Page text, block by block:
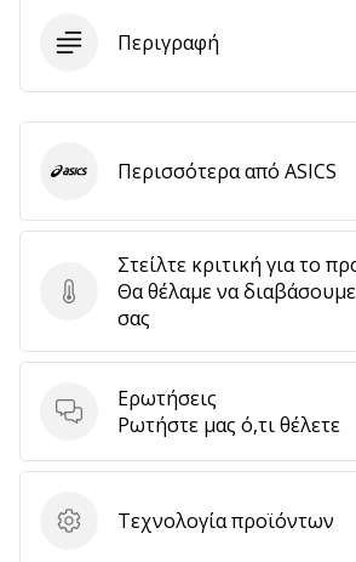
Εμφάνιση
όλων
άρθρων
Περιγραφή
Στείλτε κριτική για το προϊόν
Στείλτε κριτική για το
Θα θέλαμε να
σας
Ερωτήσεις
Ερωτήσεις
Ρωτήστε μας ό,τι θέλετε
Τεχνολογία προϊόντων
Τεχνολογία προϊόντων
ASICSΠερισσότερα από ASICS